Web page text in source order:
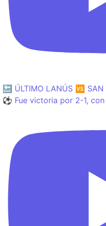
🔙 ÚLTIMO LANÚS 🆚 SAN
⚽️ Fue victoria por 2-1,